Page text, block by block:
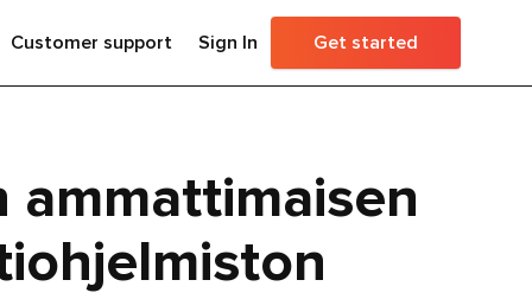
Customer support Sign In Get started